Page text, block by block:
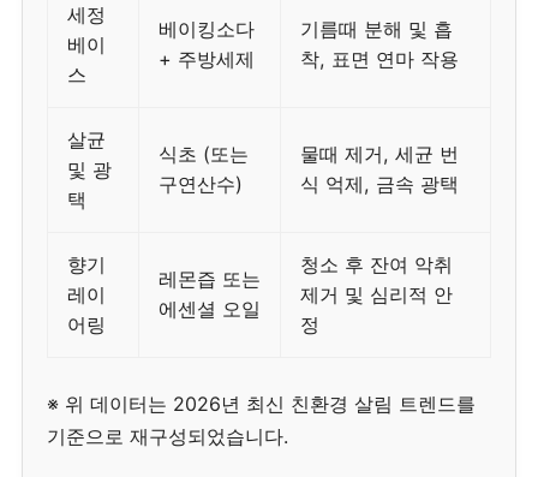
세정
베이
스
베이킹소다
+ 주방세제
기름때 분해 및 흡
착, 표면 연마 작용
살균
및 광
택
식초 (또는
구연산수)
물때 제거, 세균 번
식 억제, 금속 광택
향기
레이
어링
레몬즙 또는
에센셜 오일
청소 후 잔여 악취
제거 및 심리적 안
정
※ 위 데이터는 2026년 최신 친환경 살림 트렌드를
기준으로 재구성되었습니다.